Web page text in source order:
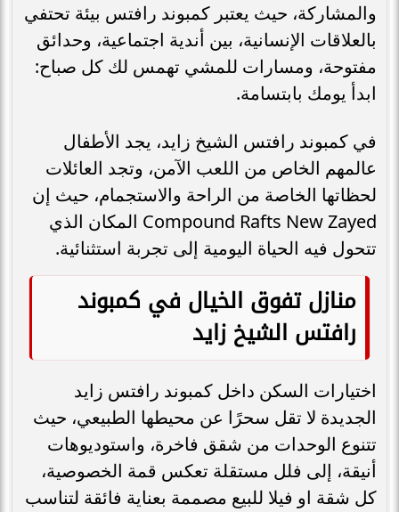
والمشاركة، حيث يعتبر كمبوند رافتس بيئة تحتفي
بالعلاقات الإنسانية، بين أندية اجتماعية، وحدائق
مفتوحة، ومسارات للمشي تهمس لك كل صباح:
ابدأ يومك بابتسامة.
في كمبوند رافتس الشيخ زايد، يجد الأطفال
عالمهم الخاص من اللعب الآمن، وتجد العائلات
لحظاتها الخاصة من الراحة والاستجمام، حيث إن
Compound Rafts New Zayed المكان الذي
تتحول فيه الحياة اليومية إلى تجربة استثنائية.
منازل تفوق الخيال في كمبوند
رافتس الشيخ زايد
اختيارات السكن داخل كمبوند رافتس زايد
الجديدة لا تقل سحرًا عن محيطها الطبيعي، حيث
تتنوع الوحدات من شقق فاخرة، واستوديوهات
أنيقة، إلى فلل مستقلة تعكس قمة الخصوصية،
كل شقة او فيلا للبيع مصممة بعناية فائقة لتناسب